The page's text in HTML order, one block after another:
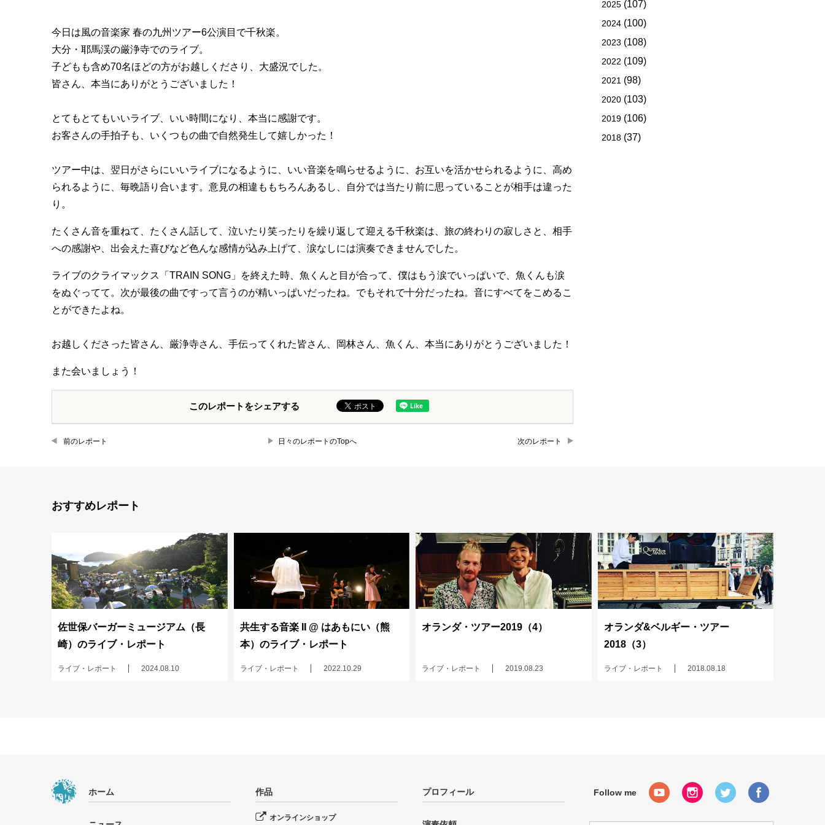
今日は風の音楽家 春の九州ツアー6公演目で千秋楽。
大分・耶馬渓の厳浄寺でのライブ。
子どもも含め70名ほどの方がお越しくださり、大盛況でした。
皆さん、本当にありがとうございました！
とてもとてもいいライブ、いい時間になり、本当に感謝です。
お客さんの手拍子も、いくつもの曲で自然発生して嬉しかった！
ツアー中は、翌日がさらにいいライブになるように、いい音楽を鳴らせるように、お互いを活かせられるように、高め
られるように、毎晩語り合います。意見の相違ももちろんあるし、自分では当たり前に思っていることが相手は違った
り。
たくさん音を重ねて、たくさん話して、泣いたり笑ったりを繰り返して迎える千秋楽は、旅の終わりの寂しさと、相手
への感謝や、出会えた喜びなど色んな感情が込み上げて、涙なしには演奏できませんでした。
ライブのクライマックス「TRAIN SONG」を終えた時、魚くんと目が合って、僕はもう涙でいっぱいで、魚くんも涙
をぬぐってて。次が最後の曲ですって言うのが精いっぱいだったね。でもそれで十分だったね。音にすべてをこめるこ
とができたよね。
お越しくださった皆さん、厳浄寺さん、手伝ってくれた皆さん、岡林さん、魚くん、本当にありがとうございました！
また会いましょう！
このレポートをシェアする
前のレポート 日々のレポートのTopへ 次のレポート
おすすめレポート
佐世保バーガーミュージアム（長
崎）のライブ・レポート
ライブ・レポート 2024.08.10
共生する音楽 II @ はあもにい（熊
本）のライブ・レポート
ライブ・レポート 2022.10.29
オランダ・ツアー2019（4）
ライブ・レポート 2019.08.23
オランダ&ベルギー・ツアー
2018（3）
ライブ・レポート 2018.08.18
2025 (107)
2024 (100)
2023 (108)
2022 (109)
2021 (98)
2020 (103)
2019 (106)
2018 (37)
ホーム 作品
オンラインショップ
プロフィール